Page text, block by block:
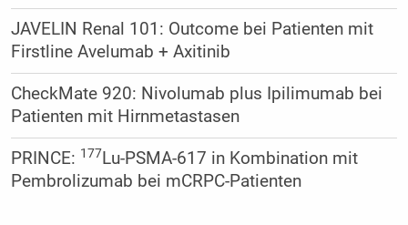
JAVELIN Renal 101: Outcome bei Patienten mit
Firstline Avelumab + Axitinib
CheckMate 920: Nivolumab plus Ipilimumab bei
Patienten mit Hirnmetastasen
PRINCE: 177 Lu-PSMA-617 in Kombination mit
Pembrolizumab bei mCRPC-Patienten